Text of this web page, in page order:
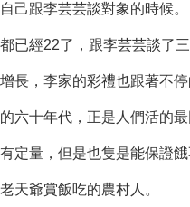
己跟李芸芸談對象的時候。
已經22了，跟李芸芸談了
長，李家的彩禮也跟著不停
六十年代，正是人們活的最
定量，但是也隻是能保證
天爺賞飯吃的農村人。